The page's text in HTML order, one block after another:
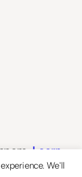
Learn
We'll